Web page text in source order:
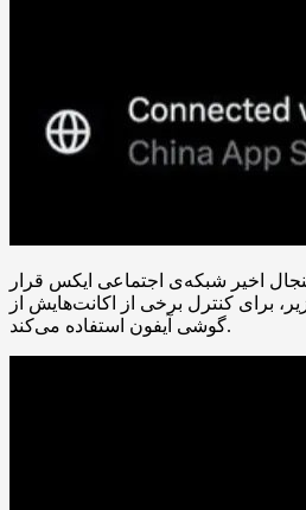
اخیر شبکه‌ی اجتماعی ایکس قرار
برای کنترل برخی از اکانت‌هایش از
گوشی آیفون استفاده می‌کند.